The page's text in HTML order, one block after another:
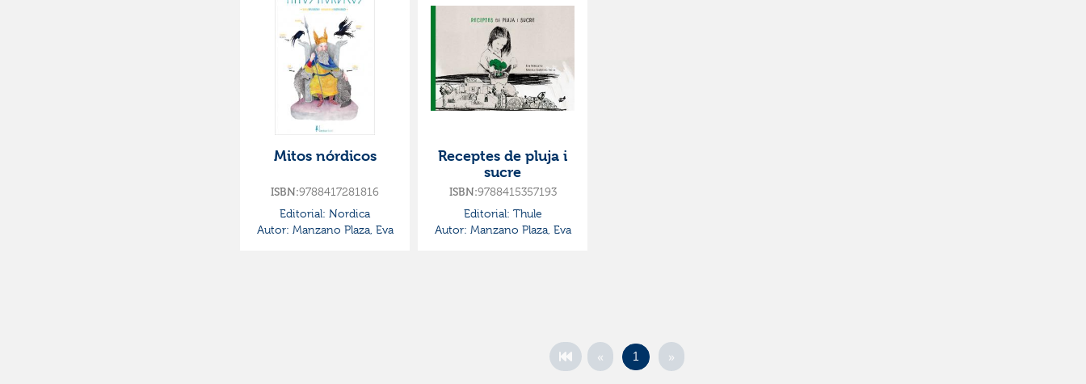
Mitos nórdicos
ISBN:9788417281816
Editorial: Nordica
Autor: Manzano Plaza, Eva
Receptes de pluja i
sucre
ISBN:9788415357193
Editorial: Thule
Autor: Manzano Plaza, Eva
« 1 »